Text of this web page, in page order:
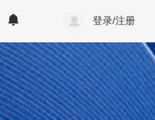
登录/注册